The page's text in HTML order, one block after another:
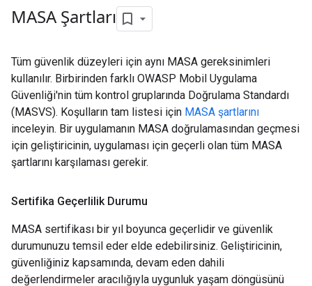
MASA Şartları
Tüm güvenlik düzeyleri için aynı MASA gereksinimleri
kullanılır. Birbirinden farklı OWASP Mobil Uygulama
Güvenliği'nin tüm kontrol gruplarında Doğrulama Standardı
(MASVS). Koşulların tam listesi için MASA şartlarını
inceleyin. Bir uygulamanın MASA doğrulamasından geçmesi
için geliştiricinin, uygulaması için geçerli olan tüm MASA
şartlarını karşılaması gerekir.
Sertifika Geçerlilik Durumu
MASA sertifikası bir yıl boyunca geçerlidir ve güvenlik
durumunuzu temsil eder elde edebilirsiniz. Geliştiricinin,
güvenliğiniz kapsamında, devam eden dahili
değerlendirmeler aracılığıyla uygunluk yaşam döngüsünü